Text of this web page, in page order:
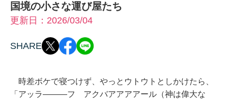
国境の小さな運び屋たち
更新日：2026/03/04
SHARE
時差ボケで寝つけず、やっとウトウトとしかけたら、
「アッラ―――フ アクバアアアアール（神は偉大な